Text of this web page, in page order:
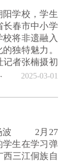
学校，学生
春市中小学
将非遗融入
独特魅力。
者张楠摄初
2025-03-01
杨波 2月27
学生在学习弹
三江侗族自